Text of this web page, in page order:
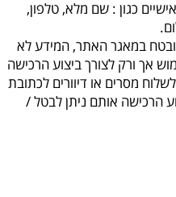
כגון : שם מלא, טלפון,
במאגר האתר, המידע לא
אך ורק לצורך ביצוע הרכישה
מסרים או דיוורים לכתובת
הרכישה אותם ניתן לבטל /